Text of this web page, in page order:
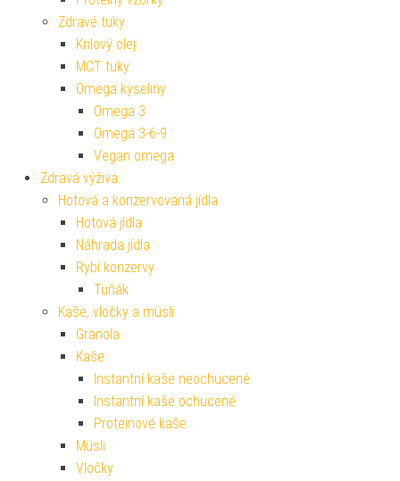
Zdravé tuky
Krilový olej
MCT tuky
Omega kyseliny
Omega 3
Omega 3-6-9
Vegan omega
Zdravá výživa
Hotová a konzervovaná jídla
Hotová jídla
Náhrada jídla
Rybí konzervy
Tuňák
Kaše, vločky a müsli
Granola
Kaše
Instantní kaše neochucené
Instantní kaše ochucené
Proteinové kaše
Müsli
Vločky